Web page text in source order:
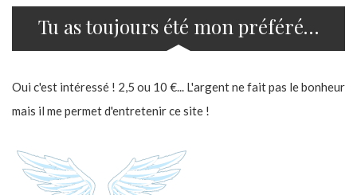
Tu as toujours été mon préféré…
Oui c'est intéressé ! 2,5 ou 10 €... L'argent ne fait pas le bonheur
mais il me permet d'entretenir ce site !